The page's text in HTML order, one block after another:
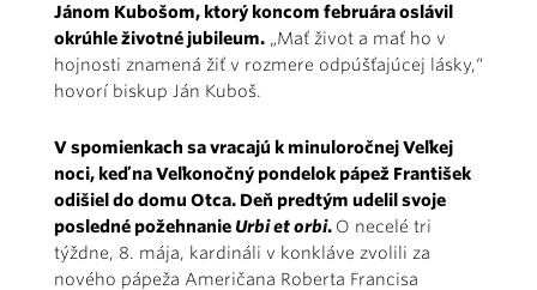
Jánom Kubošom, ktorý koncom februára oslávil
okrúhle životné jubileum. „Mať život a mať ho v
hojnosti znamená žiť v rozmere odpúšťajúcej lásky,“
hovorí biskup Ján Kuboš.
V spomienkach sa vracajú k minuloročnej Veľkej
noci, keď na Veľkonočný pondelok pápež František
odišiel do domu Otca. Deň predtým udelil svoje
posledné požehnanie Urbi et orbi. O necelé tri
týždne, 8. mája, kardináli v konkláve zvolili za
nového pápeža Američana Roberta Francisa